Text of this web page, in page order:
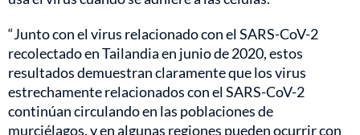
“Junto con el virus relacionado con el SARS-CoV-2
recolectado en Tailandia en junio de 2020, estos
resultados demuestran claramente que los virus
estrechamente relacionados con el SARS-CoV-2
continúan circulando en las poblaciones de
murciélagos, y en algunas regiones pueden ocurrir con